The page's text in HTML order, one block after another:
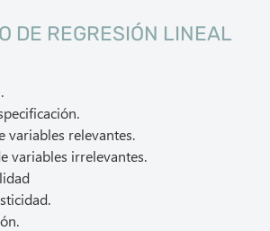
DE REGRESIÓN LINEAL
variables relevantes.
variables irrelevantes.